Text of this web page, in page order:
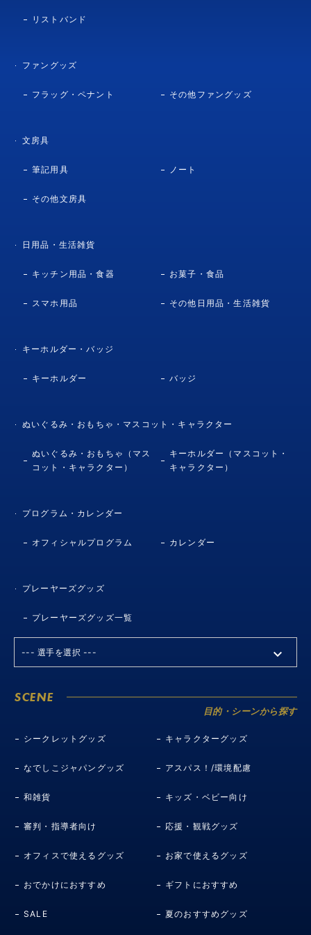
リストバンド
ファングッズ
フラッグ・ペナント その他ファングッズ
文房具
筆記用具 ノート
その他文房具
日用品・生活雑貨
キッチン用品・食器 お菓子・食品
スマホ用品 その他日用品・生活雑貨
キーホルダー・バッジ
キーホルダー バッジ
ぬいぐるみ・おもちゃ・マスコット・キャラクター
ぬいぐるみ・おもちゃ（マス
コット・キャラクター）
キーホルダー（マスコット・
キャラクター）
プログラム・カレンダー
オフィシャルプログラム カレンダー
プレーヤーズグッズ
プレーヤーズグッズ一覧
SCENE
目的・シーンから探す
シークレットグッズ キャラクターグッズ
なでしこジャパングッズ アスパス！/環境配慮
和雑貨 キッズ・ベビー向け
審判・指導者向け 応援・観戦グッズ
オフィスで使えるグッズ お家で使えるグッズ
おでかけにおすすめ ギフトにおすすめ
SALE 夏のおすすめグッズ